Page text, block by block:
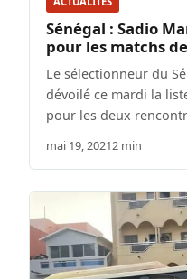
Sénégal : Sadio
pour les matchs
Le sélectionneur du
dévoilé ce mardi la
pour les deux
mai 19, 20212 min